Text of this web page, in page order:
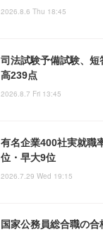
2026.8.6 Thu 18:45
司法試験予備試験、
高239点
2026.8.7 Fri 13:45
有名企業400社実就職
位・早大9位
2026.7.29 Wed 19:15
国家公務員総合職の合